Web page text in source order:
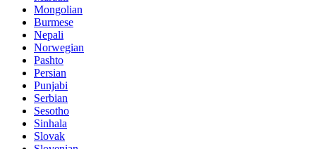
Mongolian
Burmese
Nepali
Norwegian
Pashto
Persian
Punjabi
Serbian
Sesotho
Sinhala
Slovak